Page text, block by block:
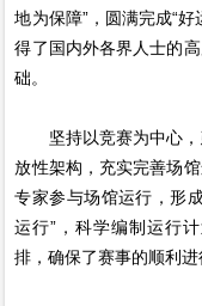
地为保障”，圆满完成“
得了国内外各界人士的
础。
坚持以竞赛为中心，
放性架构，充实完善场
专家参与场馆运行，形
运行”，科学编制运行
排，确保了赛事的顺利进